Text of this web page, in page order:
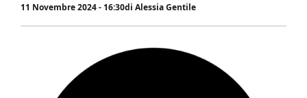
11 Novembre 2024 - 16:30di Alessia Gentile